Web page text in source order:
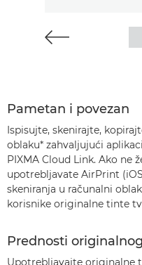
Pametan i povezan
Ispisujte, skenirajte,
oblaku* zahvaljujući
PIXMA Cloud Link. Ako ne
upotrebljavate AirPrint
skeniranja u računalni
korisnike originalne tinte
Prednosti
Upotrebljavajte originalne